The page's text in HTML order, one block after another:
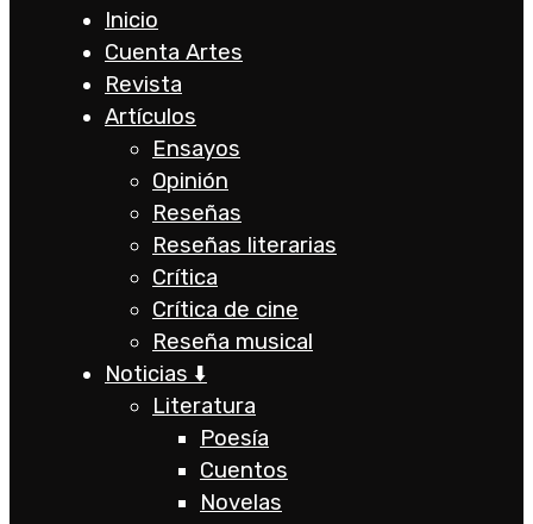
Inicio
Cuenta Artes
Revista
Artículos
Ensayos
Opinión
Reseñas
Reseñas literarias
Crítica
Crítica de cine
Reseña musical
Noticias ⬇️
Literatura
Poesía
Cuentos
Novelas